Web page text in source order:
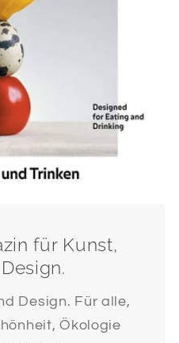
für Kunst,
Design. Für alle,
Ökologie